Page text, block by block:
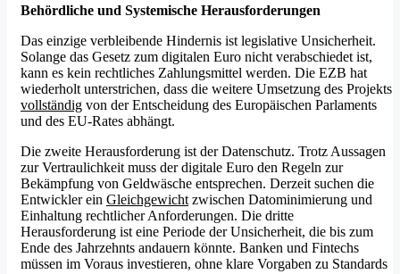
Behördliche und Systemische Herausforderungen
Das einzige verbleibende Hindernis ist legislative Unsicherheit.
Solange das Gesetz zum digitalen Euro nicht verabschiedet ist,
kann es kein rechtliches Zahlungsmittel werden. Die EZB hat
wiederholt unterstrichen, dass die weitere Umsetzung des Projekts
vollständig von der Entscheidung des Europäischen Parlaments
und des EU-Rates abhängt.
Die zweite Herausforderung ist der Datenschutz. Trotz Aussagen
zur Vertraulichkeit muss der digitale Euro den Regeln zur
Bekämpfung von Geldwäsche entsprechen. Derzeit suchen die
Entwickler ein Gleichgewicht zwischen Datominimierung und
Einhaltung rechtlicher Anforderungen. Die dritte
Herausforderung ist eine Periode der Unsicherheit, die bis zum
Ende des Jahrzehnts andauern könnte. Banken und Fintechs
müssen im Voraus investieren, ohne klare Vorgaben zu Standards